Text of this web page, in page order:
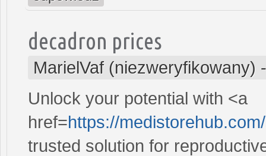
decadron prices
MarielVaf (niezweryfikowany)
Unlock your potential with <a
href=https://
trusted solution for